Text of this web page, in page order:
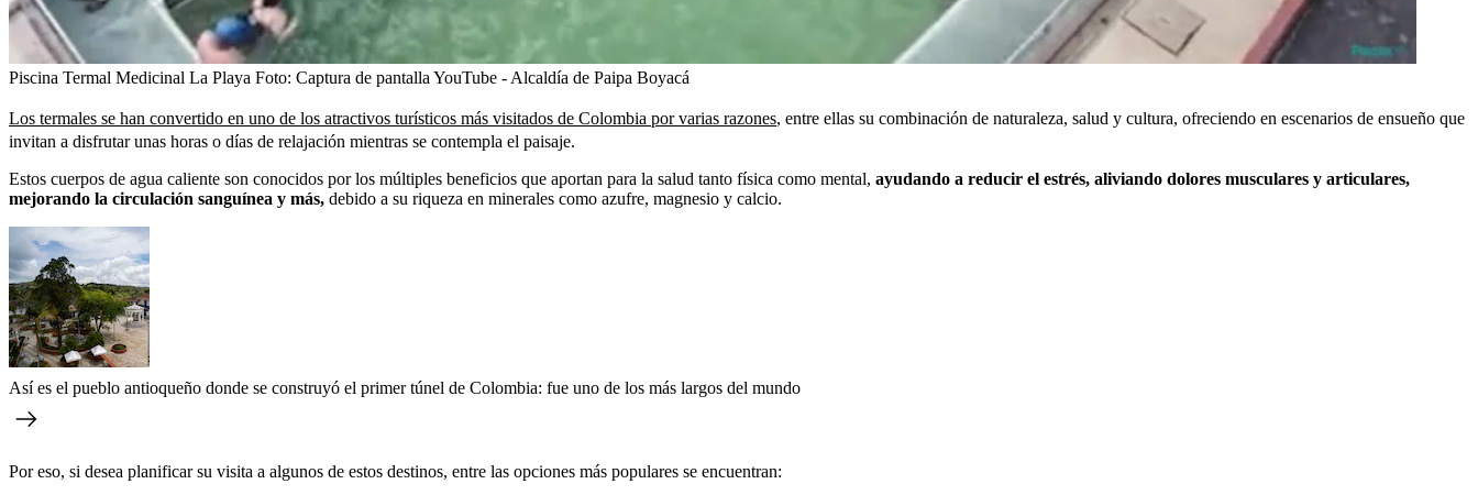
Piscina Termal Medicinal La Playa Foto: Captura de pantalla YouTube - Alcaldía de Paipa Boyacá
Los termales se han convertido en uno de los atractivos turísticos más visitados de Colombia por varias razones, entre ellas su combinación de naturaleza, salud y cultura, ofreciendo en escenarios de ensueño que
invitan a disfrutar unas horas o días de relajación mientras se contempla el paisaje.
Estos cuerpos de agua caliente son conocidos por los múltiples beneficios que aportan para la salud tanto física como mental, ayudando a reducir el estrés, aliviando dolores musculares y articulares,
mejorando la circulación sanguínea y más, debido a su riqueza en minerales como azufre, magnesio y calcio.
Así es el pueblo antioqueño donde se construyó el primer túnel de Colombia: fue uno de los más largos del mundo
Por eso, si desea planificar su visita a algunos de estos destinos, entre las opciones más populares se encuentran: